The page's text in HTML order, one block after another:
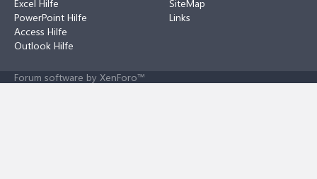
Excel Hilfe
PowerPoint Hilfe
Access Hilfe
Outlook Hilfe
SiteMap
Links
Forum software by XenForo™